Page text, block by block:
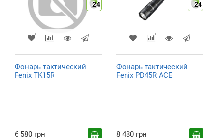
24
Фонарь тактический
Fenix TK15R
6 580 грн
24
Фонарь тактический
Fenix PD45R ACE
8 480 грн